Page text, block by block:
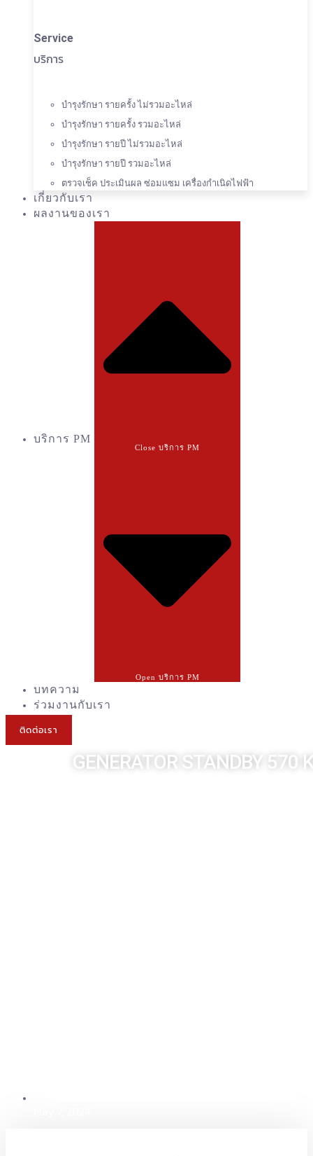
Service
บริการ
บำรุงรักษา รายครั้ง ไม่รวมอะไหล่
บำรุงรักษา รายครั้ง รวมอะไหล่
บำรุงรักษา รายปี ไม่รวมอะไหล่
บำรุงรักษา รายปี รวมอะไหล่
ตรวจเช็ค ประเมินผล ซ่อมแซม เครื่องกำเนิดไฟฟ้า
เกี่ยวกับเรา
ผลงานของเรา
บริการ PM
Close บริการ PM
Open บริการ PM
บทความ
ร่วมงานกับเรา
ติดต่อเรา
GENERATOR STANDBY 570